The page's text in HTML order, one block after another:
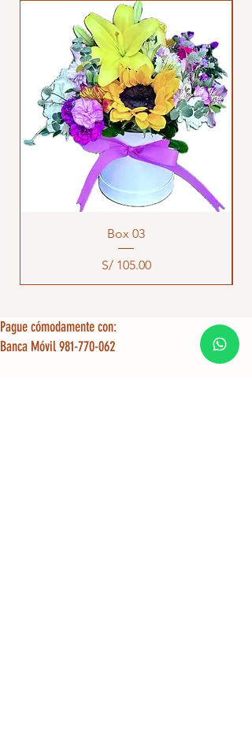
Box 03
Precio
S/ 105.00
Pague cómodamente con:
Banca Móvil 981-770-062